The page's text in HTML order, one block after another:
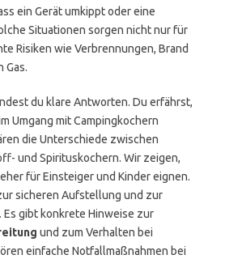
ein Gerät umkippt oder eine
Situationen sorgen nicht nur für
Risiken wie Verbrennungen, Brand
Gas.
du klare Antworten. Du erfährst,
Umgang mit Campingkochern
die Unterschiede zwischen
und Spirituskochern. Wir zeigen,
für Einsteiger und Kinder eignen.
sicheren Aufstellung und zur
gibt konkrete Hinweise zur
und zum Verhalten bei
einfache Notfallmaßnahmen bei